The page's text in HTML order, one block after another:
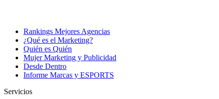
Rankings Mejores Agencias
¿Qué es el Marketing?
Quién es Quién
Mujer Marketing y Publicidad
Desde Dentro
Informe Marcas y ESPORTS
Servicios